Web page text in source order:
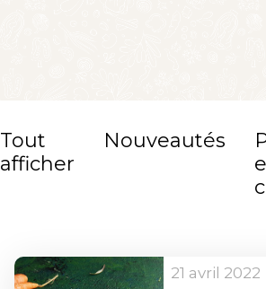
Tout
afficher
Nouveautés
21 avril 2022